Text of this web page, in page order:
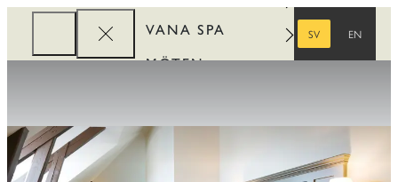
VANA SPA
MÖTEN
REWARDS
SV
EN